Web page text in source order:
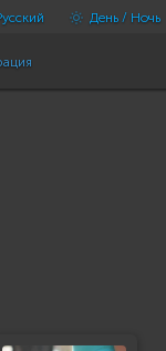
День / Ночь